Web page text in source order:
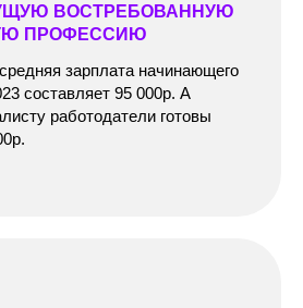
ВОСТРЕБОВАННУЮ
ПРОФЕССИЮ
зарплата начинающего
составляет 95 000р. А
работодатели готовы